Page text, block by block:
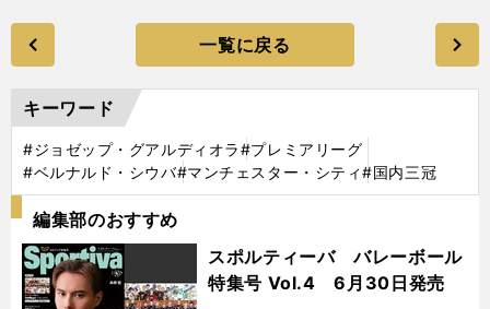
一覧に戻る
キーワード
#ジョゼップ・グアルディオラ#プレミアリーグ
#ベルナルド・シウバ#マンチェスター・シティ#国内三冠
編集部のおすすめ
スポルティーバ バレーボール
特集号 Vol.4 6月30日発売